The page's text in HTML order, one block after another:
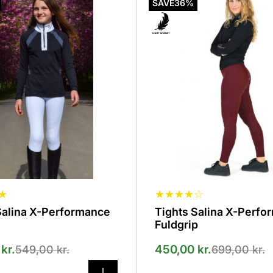
X-Performance
549,00kr.
kr.
SAVE36%
★★★★☆
Tights Salina X-
Fuldgrip
699,00kr.
450,00 kr.
har
flere
Mulighederne